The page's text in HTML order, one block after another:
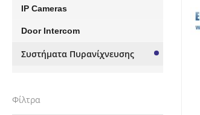
IP Cameras
Door Intercom
Συστήματα Πυρανίχνευσης
Φίλτρα